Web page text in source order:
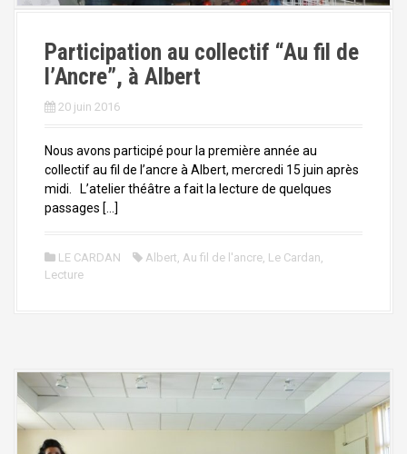
Participation au collectif “Au fil de
l’Ancre”, à Albert
20 juin 2016
Nous avons participé pour la première année au
collectif au fil de l’ancre à Albert, mercredi 15 juin après
midi. L’atelier théâtre a fait la lecture de quelques
passages […]
LE CARDAN Albert Au fil de l'ancre Le Cardan
Lecture